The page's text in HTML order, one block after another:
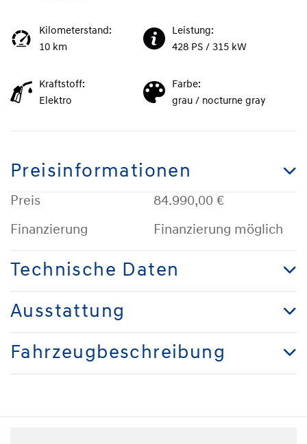
Kilometerstand:
10 km
Leistung:
428 PS / 315 kW
Kraftstoff:
Elektro
Farbe:
grau / nocturne gray
Preisinformationen
Preis 84.990,00 €
Finanzierung Finanzierung möglich
Technische Daten
Ausstattung
Fahrzeugbeschreibung